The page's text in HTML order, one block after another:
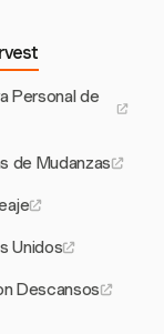
Personal de
de Mudanzas
Unidos
Descansos